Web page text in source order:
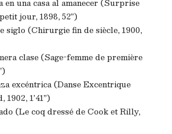
en una casa al amanecer (Surprise
jour, 1898, 52”)
siglo (Chirurgie fin de siècle, 1900,
clase (Sage-femme de première
excéntrica (Danse Excentrique
1’41”)
(Le coq dressé de Cook et Rilly,